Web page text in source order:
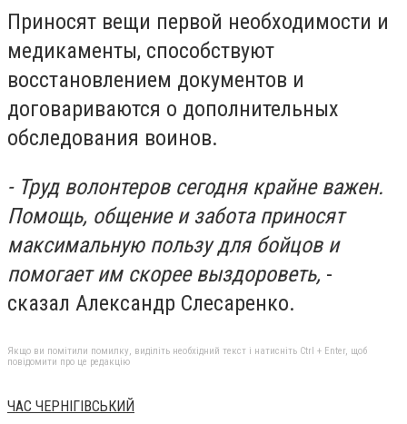
Приносят вещи первой необходимости и
медикаменты, способствуют
восстановлением документов и
договариваются о дополнительных
обследования воинов.
-Труд волонтеров сегодня крайне важен.
Помощь, общение и забота приносят
максимальную пользу для бойцов и
помогает им скорее выздороветь, -
сказал Александр Слесаренко.
Якщо ви помітили помилку, виділіть необхідний текст і натисніть Ctrl + Enter, щоб
повідомити про це редакцію
ЧАС ЧЕРНІГІВСЬКИЙ